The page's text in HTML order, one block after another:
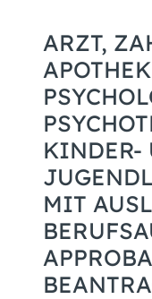
ARZT,
KINDER-
MIT